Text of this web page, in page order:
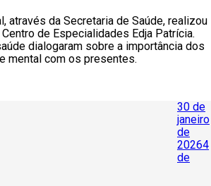
através da Secretaria de Saúde, realizou
Centro de Especialidades Edja Patrícia.
dialogaram sobre a importância dos
mental com os presentes.
em
30 de
janeiro
de
20264
de